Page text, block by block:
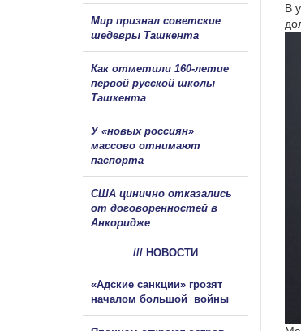
В
Мир признал советские
шедевры Ташкента
Как отметили 160-летие
первой русской школы
Ташкента
У «новых россиян»
массово отнимают
паспорта
США цинично отказались
от договоренностей в
Анкоридже
/// НОВОСТИ
«Адские санкции» грозят
началом большой войны